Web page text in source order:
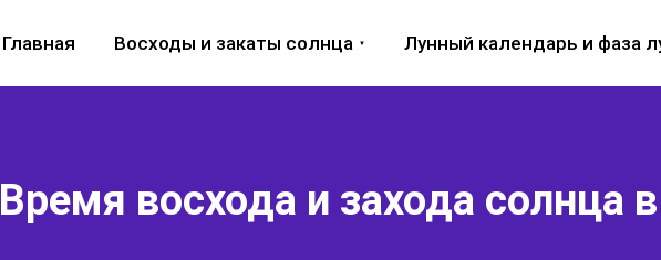
Главная Восходы и закаты солнца Лунный календарь и фаза
Время восхода и захода солнца